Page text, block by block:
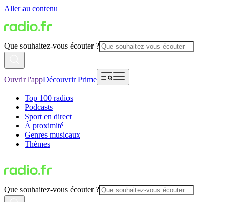
Aller au contenu
Que souhaitez-vous écouter ?
Ouvrir l'appDécouvrir Prime
Top 100 radios
Podcasts
Sport en direct
À proximité
Genres musicaux
Thèmes
Que souhaitez-vous écouter ?